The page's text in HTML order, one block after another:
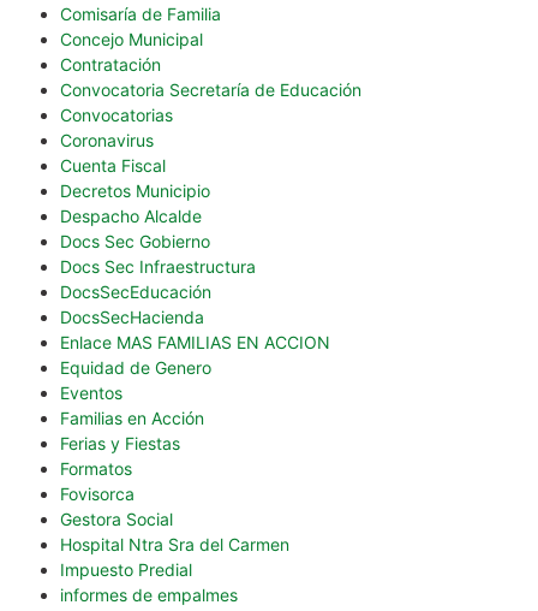
Comisaría de Familia
Concejo Municipal
Contratación
Convocatoria Secretaría de Educación
Convocatorias
Coronavirus
Cuenta Fiscal
Decretos Municipio
Despacho Alcalde
Docs Sec Gobierno
Docs Sec Infraestructura
DocsSecEducación
DocsSecHacienda
Enlace MAS FAMILIAS EN ACCION
Equidad de Genero
Eventos
Familias en Acción
Ferias y Fiestas
Formatos
Fovisorca
Gestora Social
Hospital Ntra Sra del Carmen
Impuesto Predial
informes de empalmes